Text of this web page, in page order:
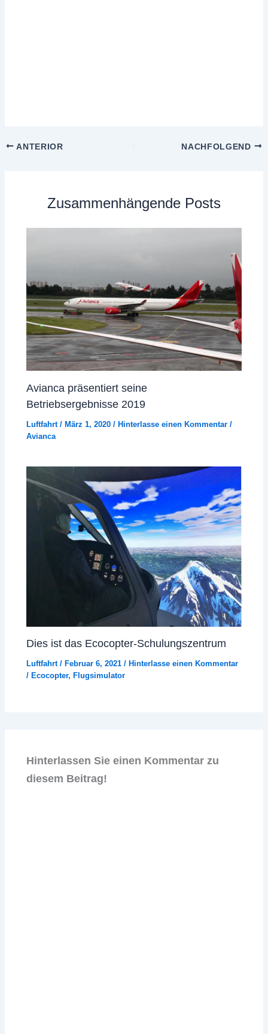
ANTERIOR NACHFOLGEND
Zusammenhängende Posts
Avianca präsentiert seine
Betriebsergebnisse 2019
Luftfahrt/ März 1, 2020/ Hinterlasse einen Kommentar /
Avianca
Dies ist das Ecocopter-Schulungszentrum
Luftfahrt/ Februar 6, 2021/ Hinterlasse einen Kommentar
/ Ecocopter, Flugsimulator
Hinterlassen Sie einen Kommentar zu
diesem Beitrag!